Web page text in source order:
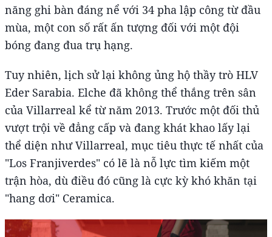
năng ghi bàn đáng nể với 34 pha lập công từ đầu
mùa, một con số rất ấn tượng đối với một đội
bóng đang đua trụ hạng.
Tuy nhiên, lịch sử lại không ủng hộ thầy trò HLV
Eder Sarabia. Elche đã không thể thắng trên sân
của Villarreal kể từ năm 2013. Trước một đối thủ
vượt trội về đẳng cấp và đang khát khao lấy lại
thể diện như Villarreal, mục tiêu thực tế nhất của
"Los Franjiverdes" có lẽ là nỗ lực tìm kiếm một
trận hòa, dù điều đó cũng là cực kỳ khó khăn tại
"hang dơi" Ceramica.